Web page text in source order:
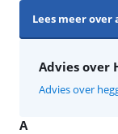
Lees meer
Advies over
Advies over
A